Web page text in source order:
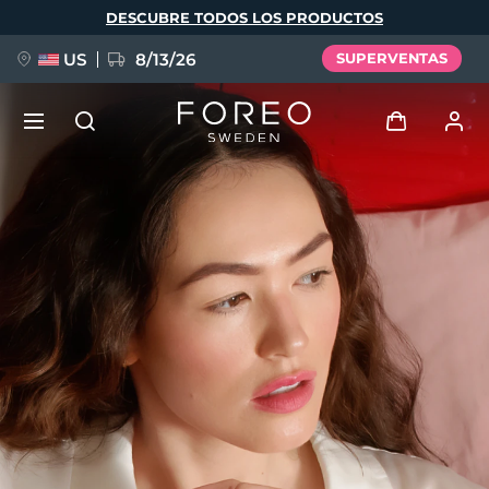
DESCUBRE TODOS LOS PRODUCTOS
US 8/13/26 SUPERVENTAS
Iniciar sesión
Perfil de usuario
Mis dispositivos
Mis pedidos
Mis direcciones
Mis suscripciones
FAQ™ Pure Beauty-Tech Elixir
BREAKING NEWS
issa™ Teeth Whitening Set
Idioma
English Deutsch
Español
Français
Português
Polski
Svenska
Русский
Türkçe
简体中文 繁體中文